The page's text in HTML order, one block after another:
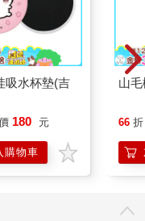
吸水杯墊(吉
180 元
購物車
山
66 折